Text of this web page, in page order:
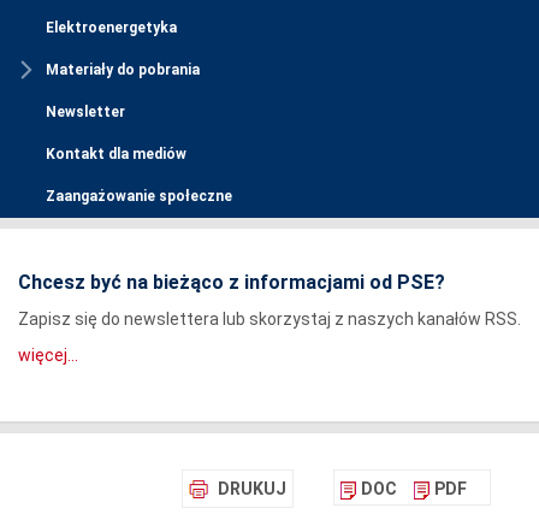
Elektroenergetyka
Materiały do pobrania
Newsletter
Kontakt dla mediów
Zaangażowanie społeczne
Chcesz być na bieżąco z informacjami od PSE?
Zapisz się do newslettera lub skorzystaj z naszych kanałów RSS.
więcej...
DRUKUJ DOC PDF